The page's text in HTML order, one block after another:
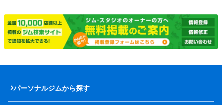
パーソナルジムから探す